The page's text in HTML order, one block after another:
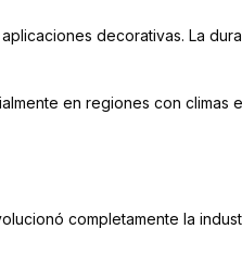
decorativas. La
en regiones con climas
completamente la